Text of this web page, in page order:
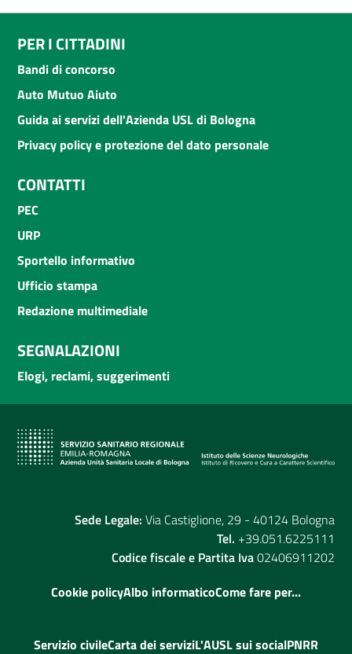
PER I CITTADINI
Bandi di concorso
Auto Mutuo Aiuto
Guida ai servizi dell'Azienda USL di Bologna
Privacy policy e protezione del dato personale
CONTATTI
PEC
URP
Sportello informativo
Ufficio stampa
Redazione multimediale
SEGNALAZIONI
Elogi, reclami, suggerimenti
Sede Legale: Via Castiglione, 29 - 40124 Bologna
Tel. +39.051.6225111
Codice fiscale e Partita Iva02406911202
Cookie policyAlbo informaticoCome fare per...
Servizio civileCarta dei serviziL'AUSL sui socialPNRR